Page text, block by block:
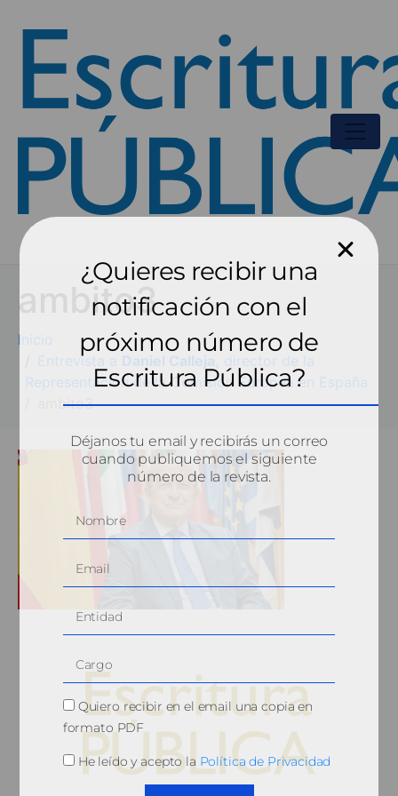
ambito3
Inicio
Entrevista a Daniel Calleja, director de la
Representación de la Comisión Europea en España
ambito3
¿Quieres recibir una
notificación con el
próximo número de
Escritura Pública?
Déjanos tu email y recibirás un correo
cuando publiquemos el siguiente
número de la revista.
Quiero recibir en el email una copia en
formato PDF
He leído y acepto la Política de Privacidad